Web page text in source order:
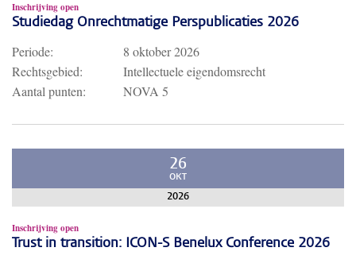
Inschrijving open
Studiedag Onrechtmatige Perspublicaties 2026
Periode:
8 oktober 2026
Rechtsgebied:
Intellectuele eigendomsrecht
Aantal punten:
NOVA 5
26
OKT
2026
Inschrijving open
Trust in transition: ICON-S Benelux Conference 2026